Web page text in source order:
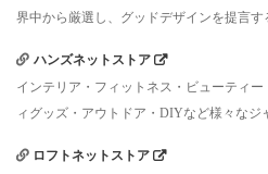
界中から厳選し、グッドデザインを提言
ハンズネットストア
インテリア・フィットネス・ビューティ
ィグッズ・アウトドア・DIYなど様々なジ
ロフトネットストア